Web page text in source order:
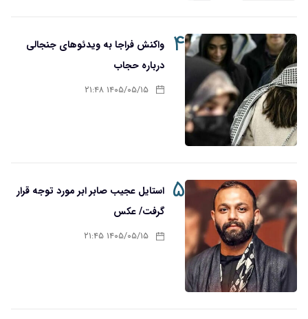
۴
واکنش فراجا به ویدئوهای جنجالی
درباره حجاب
۱۴۰۵/۰۵/۱۵ ۲۱:۴۸
۵ استایل عجیب صابر ابر مورد توجه قرار
گرفت/ عکس
۱۴۰۵/۰۵/۱۵ ۲۱:۴۵